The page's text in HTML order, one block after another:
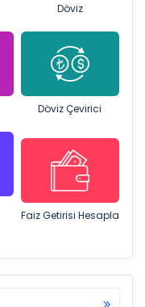
Döviz
Döviz Çevirici
Faiz Getirisi Hesapla